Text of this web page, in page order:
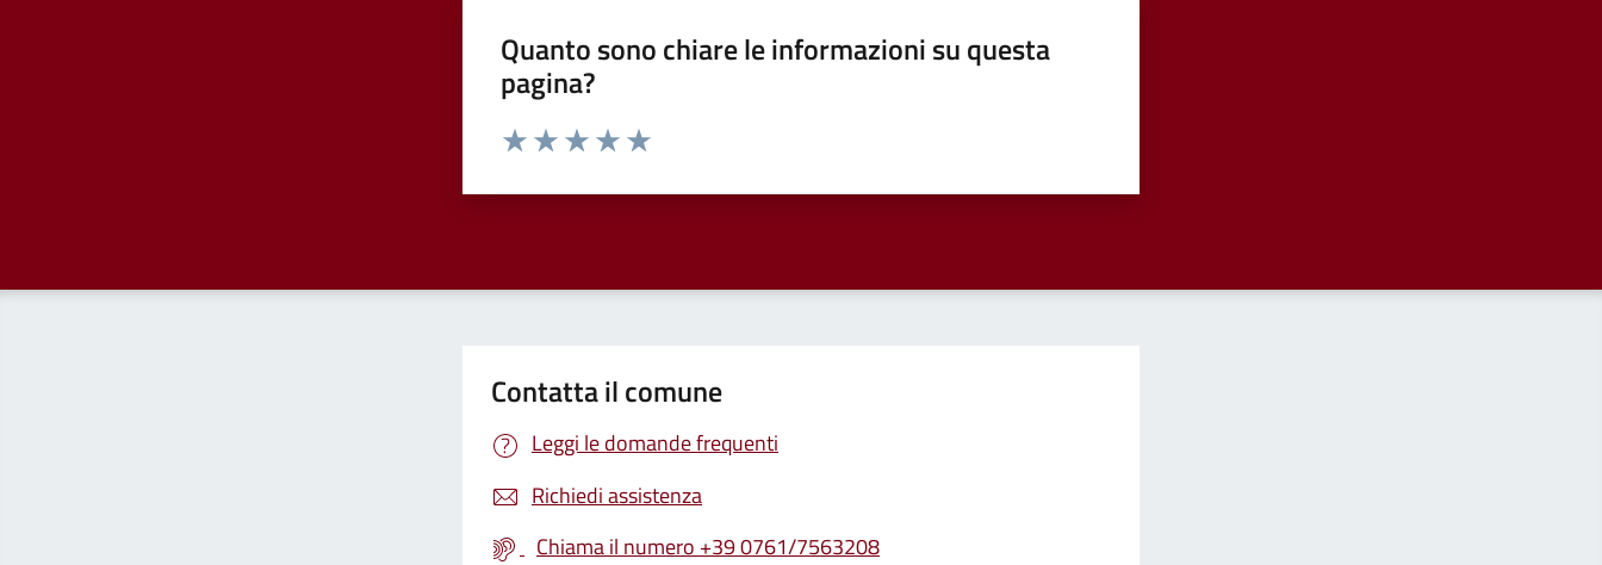
Quanto sono chiare le informazioni su questa
pagina?
Valuta da 1 a 5 stelle la pagina
Contatta il comune
Leggi le domande frequenti
Richiedi assistenza
Chiama il numero +39 0761/7563208